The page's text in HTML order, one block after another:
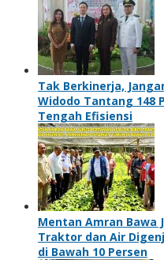
Tak Berkinerja,
Widodo Tantang 148
Tengah Efisiensi
Mentan Amran Bawa
Traktor dan Air
di Bawah 10 Persen